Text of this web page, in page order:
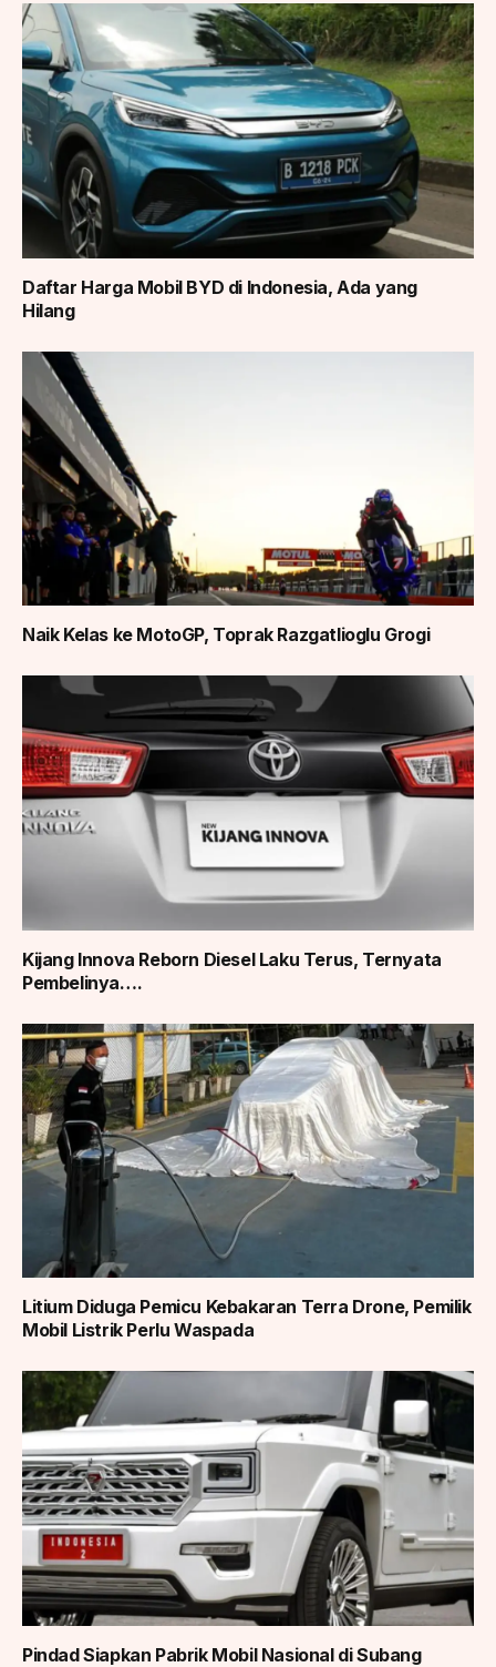
Daftar Harga Mobil BYD di Indonesia, Ada yang
Hilang
Naik Kelas ke MotoGP, Toprak Razgatlioglu Grogi
Kijang Innova Reborn Diesel Laku Terus, Ternyata
Pembelinya….
Litium Diduga Pemicu Kebakaran Terra Drone, Pemilik
Mobil Listrik Perlu Waspada
Pindad Siapkan Pabrik Mobil Nasional di Subang